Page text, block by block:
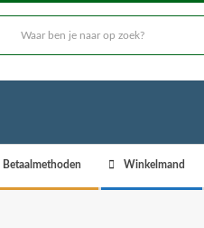
Betaalmethoden Winkelmand